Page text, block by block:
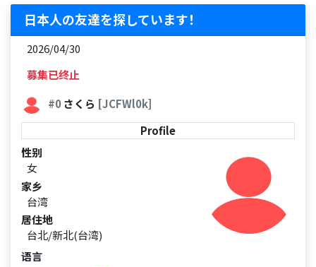
日本人の友達を探しています！
2026/04/30
募集已终止
#0さくら [JCFWl0k]
Profile
性别
女
家乡
台湾
居住地
台北/新北(台湾)
语言